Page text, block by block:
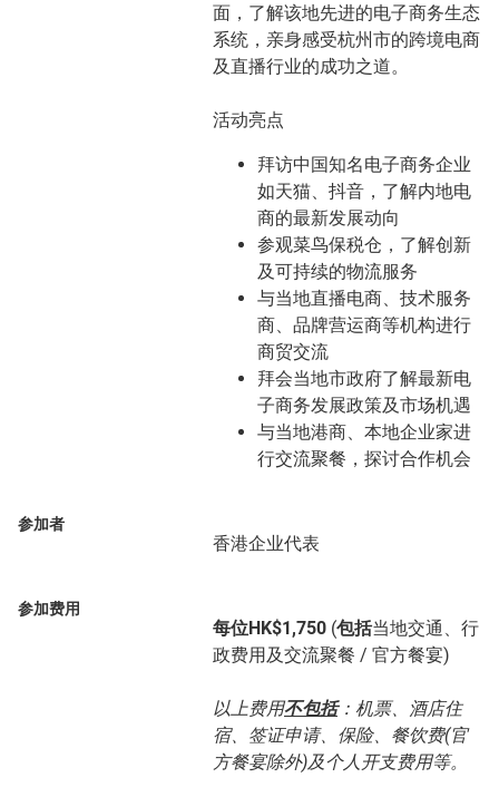
面，了解该地先进的电子商务生态
系统，亲身感受杭州市的跨境电商
及直播行业的成功之道。
活动亮点
拜访中国知名电子商务企业
如天猫、抖音，了解内地电
商的最新发展动向
参观菜鸟保税仓，了解创新
及可持续的物流服务
与当地直播电商、技术服务
商、品牌营运商等机构进行
商贸交流
拜会当地市政府了解最新电
子商务发展政策及市场机遇
与当地港商、本地企业家进
行交流聚餐，探讨合作机会
参加者
香港企业代表
参加费用
每位HK$1,750 (包括当地交通、行
政费用及交流聚餐 / 官方餐宴)
以上费用不包括：机票、酒店住
宿、签证申请、保险、餐饮费(官
方餐宴除外)及个人开支费用等。